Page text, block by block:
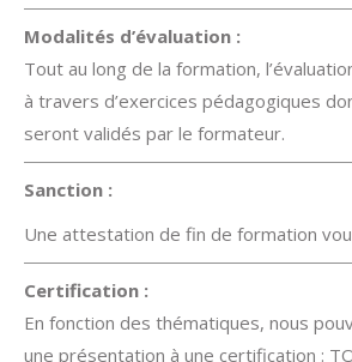
Modalités d’évaluation :
Tout au long de la formation,
à travers d’exercices pédagogiques
seront validés par le formateur.
Sanction :
Une attestation de fin de formation
Certification :
En fonction des thématiques, nous
une présentation à une certification :